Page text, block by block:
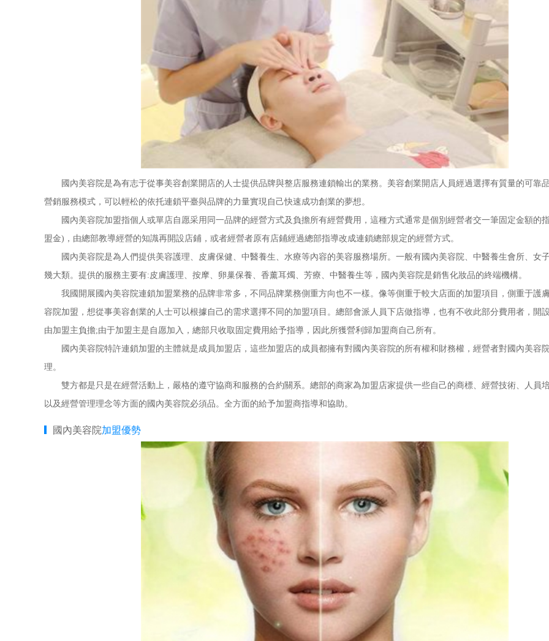
國內美容院是為有志于從事美容創業開店的人士提供品牌與整店服務連鎖輸出的業務。美容創業開店人員經過選擇有質量的可靠
營銷服務模式，可以輕松的依托連鎖平臺與品牌的力量實現自己快速成功創業的夢想。
國內美容院加盟指個人或單店自愿采用同一品牌的經營方式及負擔所有經營費用，這種方式通常是個別經營者交一筆固定金額的
盟金)，由總部教導經營的知識再開設店鋪，或者經營者原有店鋪經過總部指導改成連鎖總部規定的經營方式。
國內美容院是為人們提供美容護理、皮膚保健、中醫養生、水療等內容的美容服務場所。一般有國內美容院、中醫養生會所、女
幾大類。提供的服務主要有:皮膚護理、按摩、卵巢保養、香薰耳燭、芳療、中醫養生等，國內美容院是銷售化妝品的終端機構。
我國開展國內美容院連鎖加盟業務的品牌非常多，不同品牌業務側重方向也不一樣。像等側重于較大店面的加盟項目，側重于護
容院加盟，想從事美容創業的人士可以根據自己的需求選擇不同的加盟項目。總部會派人員下店做指導，也有不收此部分費用者，開
由加盟主負擔;由于加盟主是自愿加入，總部只收取固定費用給予指導，因此所獲營利歸加盟商自己所有。
國內美容院特許連鎖加盟的主體就是成員加盟店，這些加盟店的成員都擁有對國內美容院的所有權和財務權，經營者對國內美容
理。
雙方都是只是在經營活動上，嚴格的遵守協商和服務的合約關系。總部的商家為加盟店家提供一些自己的商標、經營技術、人員
以及經營管理理念等方面的國內美容院必須品。全方面的給予加盟商指導和協助。
國內美容院加盟優勢